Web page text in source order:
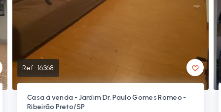
Ref.: 16368
Casa á venda - Jardim Dr. Paulo Gomes Romeo -
Ribeirão Preto/SP